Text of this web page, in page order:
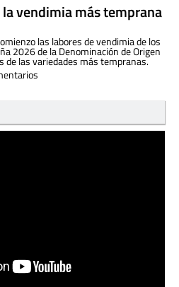
la vendimia más temprana
las labores de vendimia de los
2026 de la Denominación de Origen
de las variedades más tempranas.